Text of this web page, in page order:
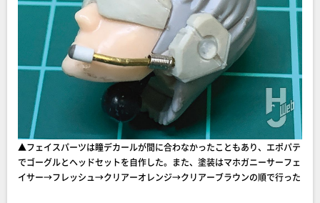
▲フェイスパーツは瞳デカールが間に合わなかったこともあり、エポパテ
でゴーグルとヘッドセットを自作した。また、塗装はマホガニーサーフェ
イサー→フレッシュ→クリアーオレンジ→クリアーブラウンの順で行った